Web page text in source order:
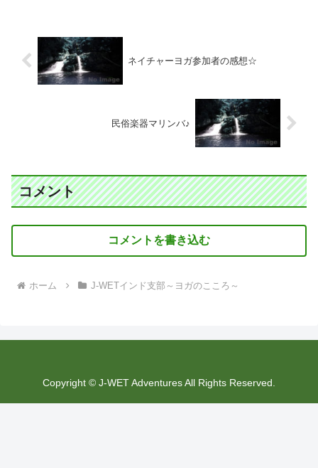
ネイチャーヨガ参加者の感想☆
民俗楽器マリンバ♪
コメント
コメントを書き込む
ホーム J-WETインド支部～ヨガのこころ～
Copyright © J-WET Adventures All Rights Reserved.